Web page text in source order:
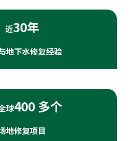
近30年
地下水修复经验
球400 多个
地修复项目